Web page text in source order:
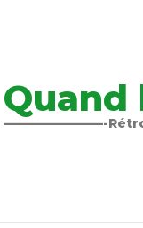
————————-